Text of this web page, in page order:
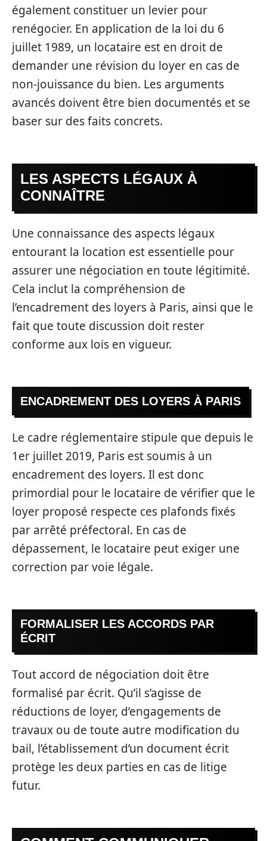
également constituer un levier pour
renégocier. En application de la loi du 6
juillet 1989, un locataire est en droit de
demander une révision du loyer en cas de
non-jouissance du bien. Les arguments
avancés doivent être bien documentés et se
baser sur des faits concrets.
LES ASPECTS LÉGAUX À
CONNAÎTRE
Une connaissance des aspects légaux
entourant la location est essentielle pour
assurer une négociation en toute légitimité.
Cela inclut la compréhension de
l’encadrement des loyers à Paris, ainsi que le
fait que toute discussion doit rester
conforme aux lois en vigueur.
ENCADREMENT DES LOYERS À PARIS
Le cadre réglementaire stipule que depuis le
1er juillet 2019, Paris est soumis à un
encadrement des loyers. Il est donc
primordial pour le locataire de vérifier que le
loyer proposé respecte ces plafonds fixés
par arrêté préfectoral. En cas de
dépassement, le locataire peut exiger une
correction par voie légale.
FORMALISER LES ACCORDS PAR
ÉCRIT
Tout accord de négociation doit être
formalisé par écrit. Qu’il s’agisse de
réductions de loyer, d’engagements de
travaux ou de toute autre modification du
bail, l’établissement d’un document écrit
protège les deux parties en cas de litige
futur.